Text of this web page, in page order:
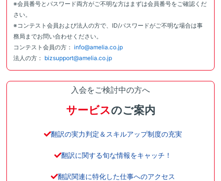
※会員番号とパスワード両方がご不明な方はまずは会員番号をご確認くだ
さい。
※コンテスト会員および法人の方で、ID/パスワードがご不明な場合は事
務局までお問い合わせください。
コンテスト会員の方： info@amelia.co.jp
法人の方： bizsupport@amelia.co.jp
入会をご検討中の方へ
サービスのご案内
翻訳の実力判定＆スキルアップ制度の充実
翻訳に関する旬な情報をキャッチ！
翻訳関連に特化した仕事へのアクセス